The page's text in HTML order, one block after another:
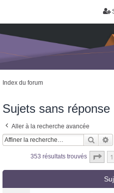
Index du forum
Sujets sans réponse
Aller à la recherche avancée
353 résultats trouvés Page
1